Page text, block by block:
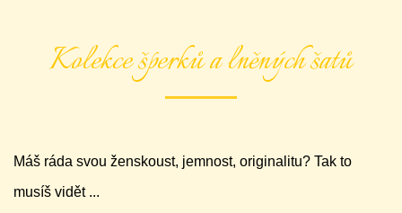
Kolekce šperků a lněných šatů
Máš ráda svou ženskoust, jemnost, originalitu? Tak to
musíš vidět ...